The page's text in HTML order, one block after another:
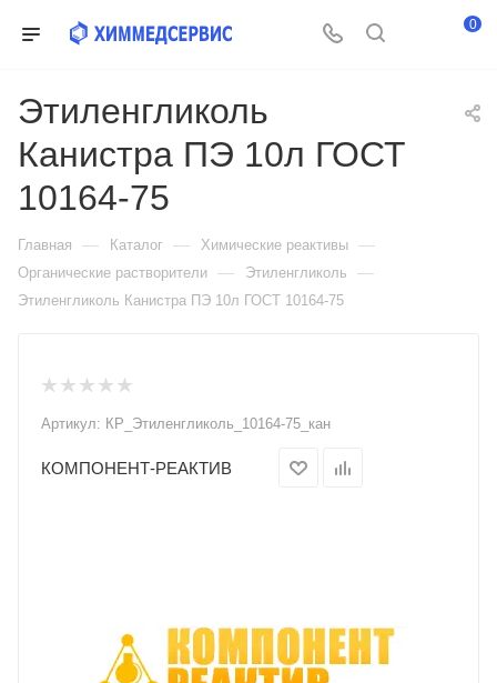
0
Этиленгликоль
Канистра ПЭ 10л ГОСТ
10164-75
Главная — Каталог — Химические реактивы —
Органические растворители — Этиленгликоль —
Этиленгликоль Канистра ПЭ 10л ГОСТ 10164-75
Артикул: КР_Этиленгликоль_10164-75_кан
КОМПОНЕНТ-РЕАКТИВ